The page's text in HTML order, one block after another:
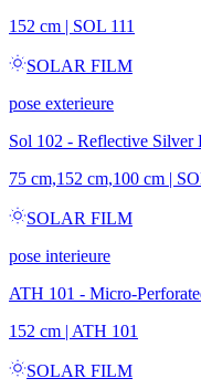
152 cm | SOL 111
SOLAR FILM
pose exterieure
Sol 102 - Reflective Silver
75 cm,152 cm,100 cm |
SOLAR FILM
pose interieure
ATH 101 - Micro-
152 cm | ATH 101
SOLAR FILM